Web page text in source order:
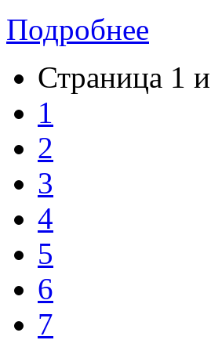
Подробнее
Страница 1
1
2
3
4
5
6
7